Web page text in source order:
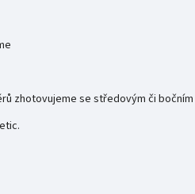
zhotovujeme se středovým či